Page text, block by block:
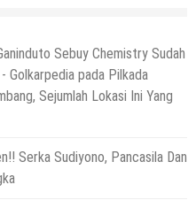
Sebuy Chemistry Sudah
Golkarpedia pada Pilkada
Sejumlah Lokasi Ini Yang
Serka Sudiyono, Pancasila Dan